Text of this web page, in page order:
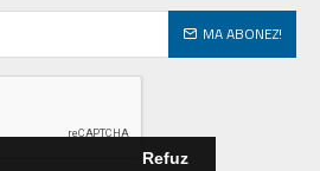
Refuz
MA ABONEZ!